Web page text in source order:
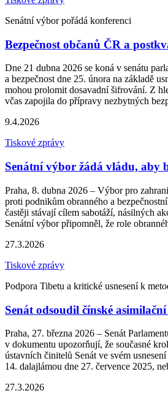
Senátní výbor pořádá konferenci
Bezpečnost občanů ČR a
Dne 21 dubna 2026 se koná v senátu
a bezpečnost dne 25. února na základě
mohou prolomit dosavadní šifrování. Z
včas zapojila do přípravy nezbytných
9.4.2026
Tiskové zprávy
Senátní výbor žádá vládu, aby
Praha, 8. dubna 2026 – Výbor pro
proti podnikům obranného a
častěji stávají cílem sabotáží, násilných
Senátní výbor připomněl, že role
27.3.2026
Tiskové zprávy
Podpora Tibetu a kritické usnesení k
Senát odsoudil čínské
Praha, 27. března 2026 – Senát
v dokumentu upozorňují, že současné
ústavních činitelů Senát ve svém
14. dalajlámou dne 27. července 2025,
27.3.2026